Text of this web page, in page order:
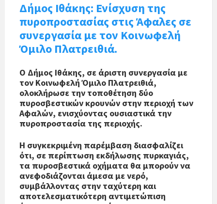
Δήμος Ιθάκης: Ενίσχυση της
πυροπροστασίας στις Άφαλες σε
συνεργασία με τον Κοινωφελή
Όμιλο Πλατρειθιά.
Ο Δήμος Ιθάκης, σε άριστη συνεργασία με
τον Κοινωφελή Όμιλο Πλατρειθιά,
ολοκλήρωσε την τοποθέτηση δύο
πυροσβεστικών κρουνών στην περιοχή των
Αφαλών, ενισχύοντας ουσιαστικά την
πυροπροστασία της περιοχής.
Η συγκεκριμένη παρέμβαση διασφαλίζει
ότι, σε περίπτωση εκδήλωσης πυρκαγιάς,
τα πυροσβεστικά οχήματα θα μπορούν να
ανεφοδιάζονται άμεσα με νερό,
συμβάλλοντας στην ταχύτερη και
αποτελεσματικότερη αντιμετώπιση